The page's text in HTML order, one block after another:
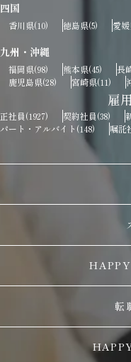
四国
香川県(10) 徳島県(5) 愛
九州・沖縄
福岡県(98) 熊本県(45) 長
鹿児島県(28) 宮崎県(11)
雇
正社員(1927) 契約社員(38)
パート・アルバイト (148) 嘱託
転